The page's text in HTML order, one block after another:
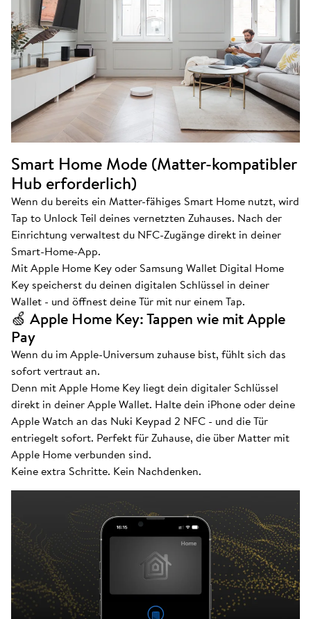
Smart Home Mode (Matter-kompatibler
Hub erforderlich)
Wenn du bereits ein Matter-fähiges Smart Home nutzt, wird
Tap to Unlock Teil deines vernetzten Zuhauses. Nach der
Einrichtung verwaltest du NFC-Zugänge direkt in deiner
Smart-Home-App.
Mit Apple Home Key oder Samsung Wallet Digital Home
Key speicherst du deinen digitalen Schlüssel in deiner
Wallet - und öffnest deine Tür mit nur einem Tap.
🍏 Apple Home Key: Tappen wie mit Apple
Pay
Wenn du im Apple-Universum zuhause bist, fühlt sich das
sofort vertraut an.
Denn mit Apple Home Key liegt dein digitaler Schlüssel
direkt in deiner Apple Wallet. Halte dein iPhone oder deine
Apple Watch an das Nuki Keypad 2 NFC - und die Tür
entriegelt sofort. Perfekt für Zuhause, die über Matter mit
Apple Home verbunden sind.
Keine extra Schritte. Kein Nachdenken.